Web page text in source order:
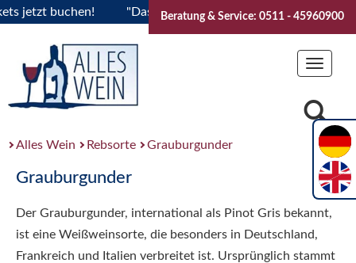
buchen! "Das Sommerfest 2026" Vive la
Beratung & Service: 0511 - 45960900
Toggle
Alles Wein Rebsorte Grauburgunder
Grauburgunder
Der Grauburgunder, international als Pinot Gris bekannt,
ist eine Weißweinsorte, die besonders in Deutschland,
Frankreich und Italien verbreitet ist. Ursprünglich stammt